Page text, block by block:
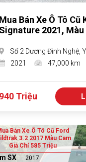
Mua Bán Xe Ô Tô Cũ
Signature 2021, Màu
Số 2 Dương Đình Nghệ,
2021
47,000 km
940 Triệu
Bán Xe Ô Tô Cũ Ford
3.2 2017 Màu Cam
Giá Chỉ 585 Triệu
SX 2017